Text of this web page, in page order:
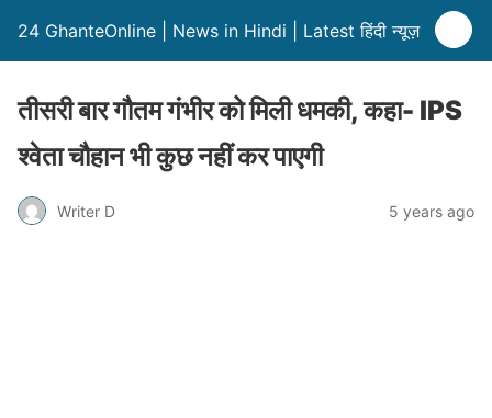
24 GhanteOnline | News in Hindi | Latest हिंदी न्यूज़
तीसरी बार गौतम गंभीर को मिली धमकी, कहा- IPS
श्वेता चौहान भी कुछ नहीं कर पाएगी
Writer D 5 years ago